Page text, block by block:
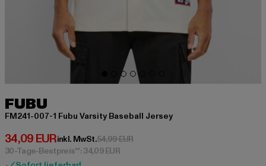
FUBU
FM241-007-1 Fubu Varsity Baseball Jersey
34,09 EUR
Derzeitiger Preis: 34,09 EUR
inkl. MwSt.54,99 EURAktionspreis: 54,99 EUR
30-Tage-Bestpreis**: 34,09 EUR